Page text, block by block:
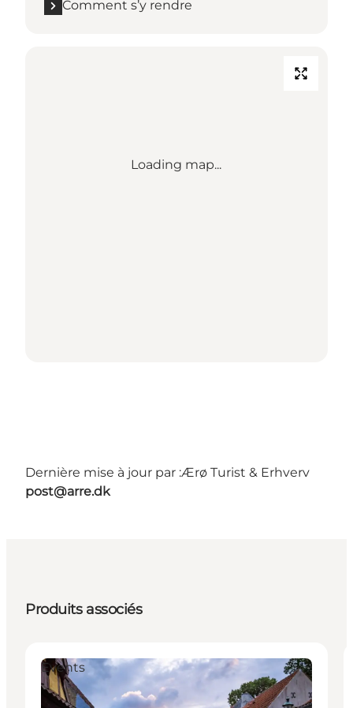
Comment s’y rendre
Loading map...
Dernière mise à jour par :Ærø Turist & Erhverv
post@arre.dk
Produits associés
Events